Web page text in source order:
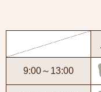
9:00～13:00